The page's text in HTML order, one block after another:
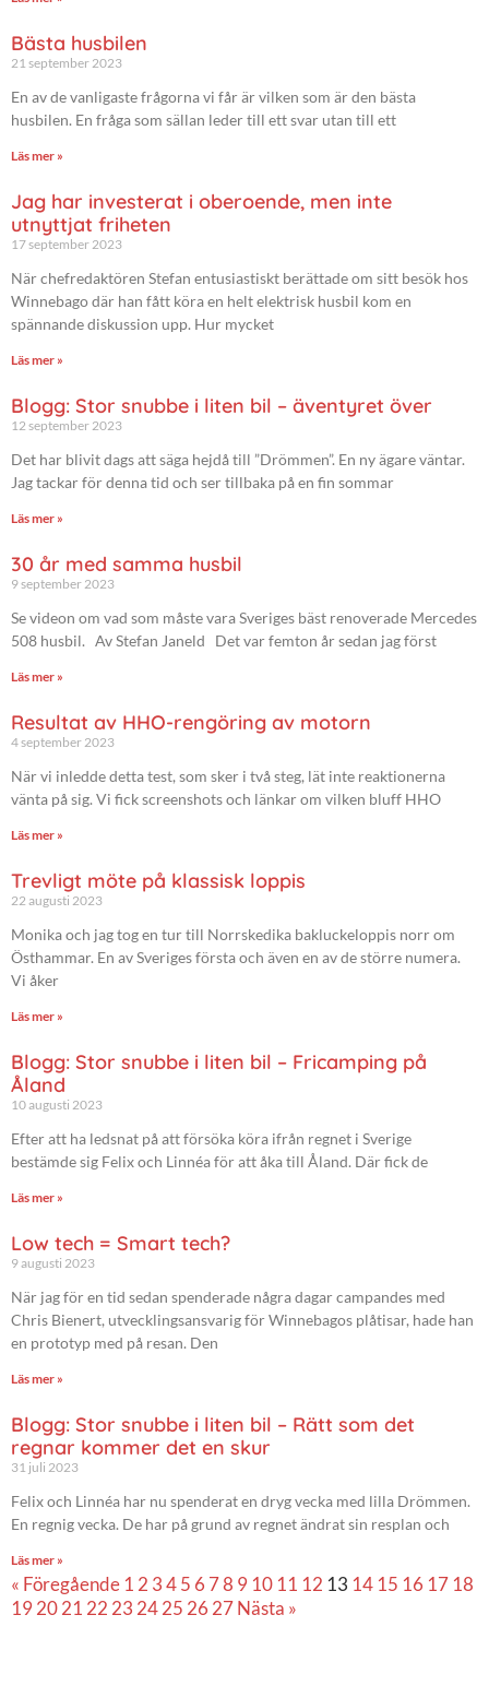
Bästa husbilen
21 september 2023
En av de vanligaste frågorna vi får är vilken som är den bästa
husbilen. En fråga som sällan leder till ett svar utan till ett
Läs mer »
Jag har investerat i oberoende, men inte
utnyttjat friheten
17 september 2023
När chefredaktören Stefan entusiastiskt berättade om sitt besök hos
Winnebago där han fått köra en helt elektrisk husbil kom en
spännande diskussion upp. Hur mycket
Läs mer »
Blogg: Stor snubbe i liten bil – äventyret över
12 september 2023
Det har blivit dags att säga hejdå till ”Drömmen”. En ny ägare väntar.
Jag tackar för denna tid och ser tillbaka på en fin sommar
Läs mer »
30 år med samma husbil
9 september 2023
Se videon om vad som måste vara Sveriges bäst renoverade Mercedes
508 husbil. Av Stefan Janeld Det var femton år sedan jag först
Läs mer »
Resultat av HHO-rengöring av motorn
4 september 2023
När vi inledde detta test, som sker i två steg, lät inte reaktionerna
vänta på sig. Vi fick screenshots och länkar om vilken bluff HHO
Läs mer »
Trevligt möte på klassisk loppis
22 augusti 2023
Monika och jag tog en tur till Norrskedika bakluckeloppis norr om
Östhammar. En av Sveriges första och även en av de större numera.
Vi åker
Läs mer »
Blogg: Stor snubbe i liten bil – Fricamping på
Åland
10 augusti 2023
Efter att ha ledsnat på att försöka köra ifrån regnet i Sverige
bestämde sig Felix och Linnéa för att åka till Åland. Där fick de
Läs mer »
Low tech = Smart tech?
9 augusti 2023
När jag för en tid sedan spenderade några dagar campandes med
Chris Bienert, utvecklingsansvarig för Winnebagos plåtisar, hade han
en prototyp med på resan. Den
Läs mer »
Blogg: Stor snubbe i liten bil – Rätt som det
regnar kommer det en skur
31 juli 2023
Felix och Linnéa har nu spenderat en dryg vecka med lilla Drömmen.
En regnig vecka. De har på grund av regnet ändrat sin resplan och
Läs mer »
« Föregående 1 2 345 6 78 9 10 11 12 13 14 15 16 17 18
19 2021 22 23 2425 26 27Nästa »